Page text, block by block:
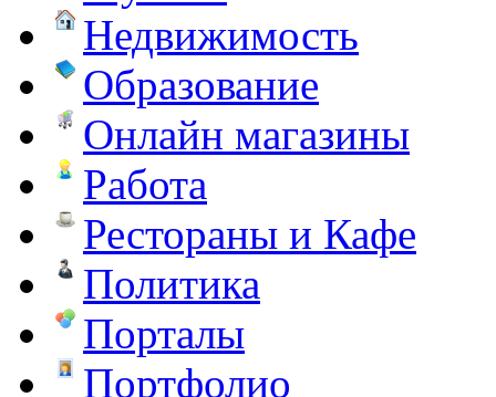
Недвижимость
Образование
Онлайн магазины
Работа
Рестораны и Кафе
Политика
Порталы
Портфолио